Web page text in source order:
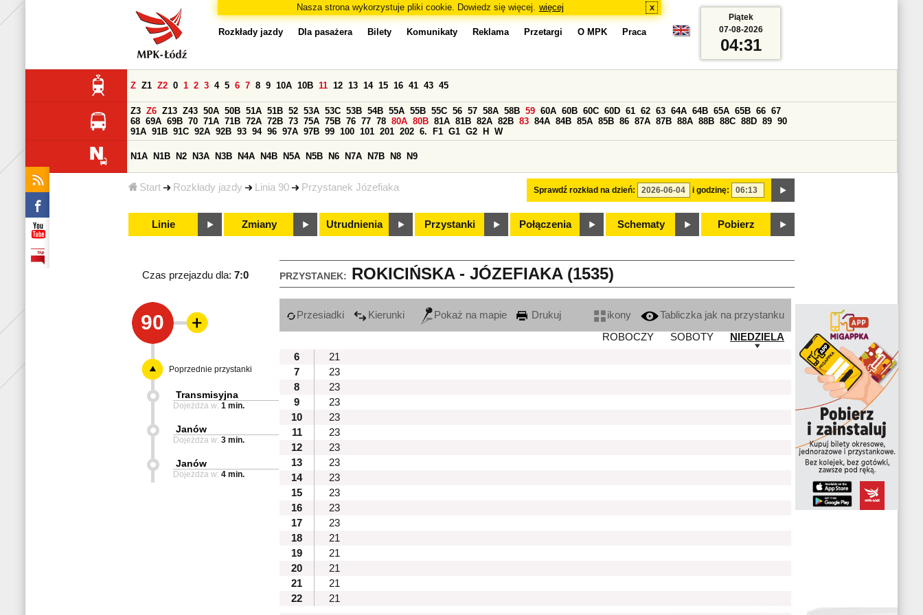
Nasza strona wykorzystuje pliki cookie. Dowiedz się więcej. więcej x
Start Rozkłady jazdy Linia 90 Przystanek Józefiaka
Rozkłady jazdy Dla pasażera Bilety Komunikaty Reklama Przetargi O MPK Praca
Sprawdź rozkład na dzień: i godzinę:
Z Z1 Z2 0 1 2 3 4 5 6 7 8 9 10A 10B 11 12 13 14 15 16 41 43 45
Z3 Z6 Z13 Z43 50A 50B 51A 51B 52 53A 53C 53B 54B 55A 55B 55C 56 57 58A 58B 59 60A 60B 60C 60D 61 62 63 64A 64B 65A 65B 66 67
68 69A 69B 70 71A 71B 72A 72B 73 75A 75B 76 77 78 80A 80B 81A 81B 82A 82B 83 84A 84B 85A 85B 86 87A 87B 88A 88B 88C 88D 89 90
91A 91B 91C 92A 92B 93 94 96 97A 97B 99 100 101 201 202 6. F1 G1 G2 H W
N1A N1B N2 N3A N3B N4A N4B N5A N5B N6 N7A N7B N8 N9
Linie Zmiany Utrudnienia Przystanki Połączenia Schematy Pobierz
Piątek
07-08-2026
04:31
PRZYSTANEK: ROKICIŃSKA - JÓZEFIAKA (1535)
Czas przejazdu dla: 7:0
90 Przesiadki Kierunki Pokaż na mapie Drukuj ikony
Tabliczka jak na przystanku
ROBOCZY
SOBOTY
NIEDZIELA
6
21
7
23
8
23
9
23
10
23
11
23
12
23
13
23
14
23
15
23
16
23
17
23
18
21
19
21
20
21
21
21
22
21
Poprzednie przystanki
Transmisyjna
Dojeżdża w: 1 min.
Janów
Dojeżdża w: 3 min.
Janów
Dojeżdża w: 4 min.